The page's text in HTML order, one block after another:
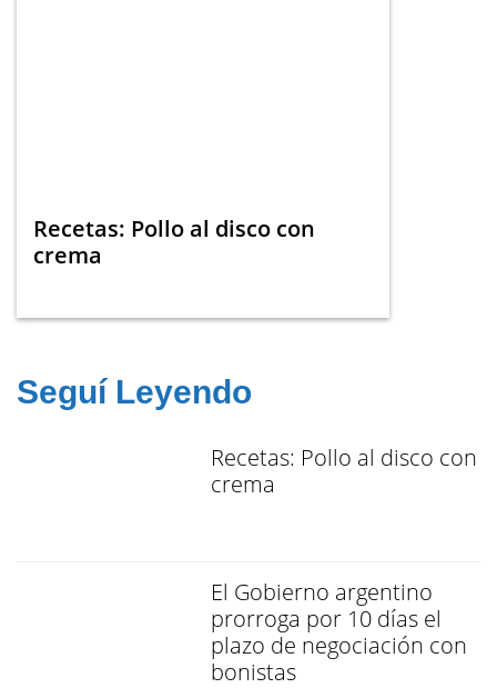
Recetas: Pollo al disco con
crema
Seguí Leyendo
Recetas: Pollo al disco con
crema
El Gobierno argentino
prorroga por 10 días el
plazo de negociación con
bonistas